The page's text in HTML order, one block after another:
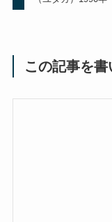
この記事を書